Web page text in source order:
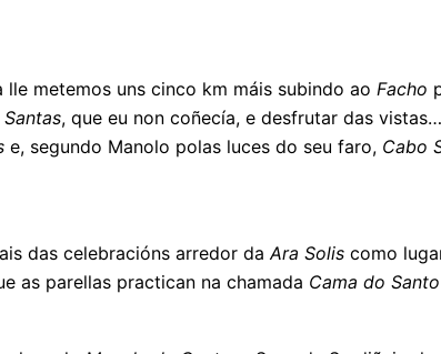
metemos uns cinco km máis subindo ao Facho
, que eu non coñecía, e desfrutar das vistas…
e, segundo Manolo polas luces do seu faro, Cabo
das celebracións arredor da Ara Solis como
as parellas practican na chamada Cama do Santo